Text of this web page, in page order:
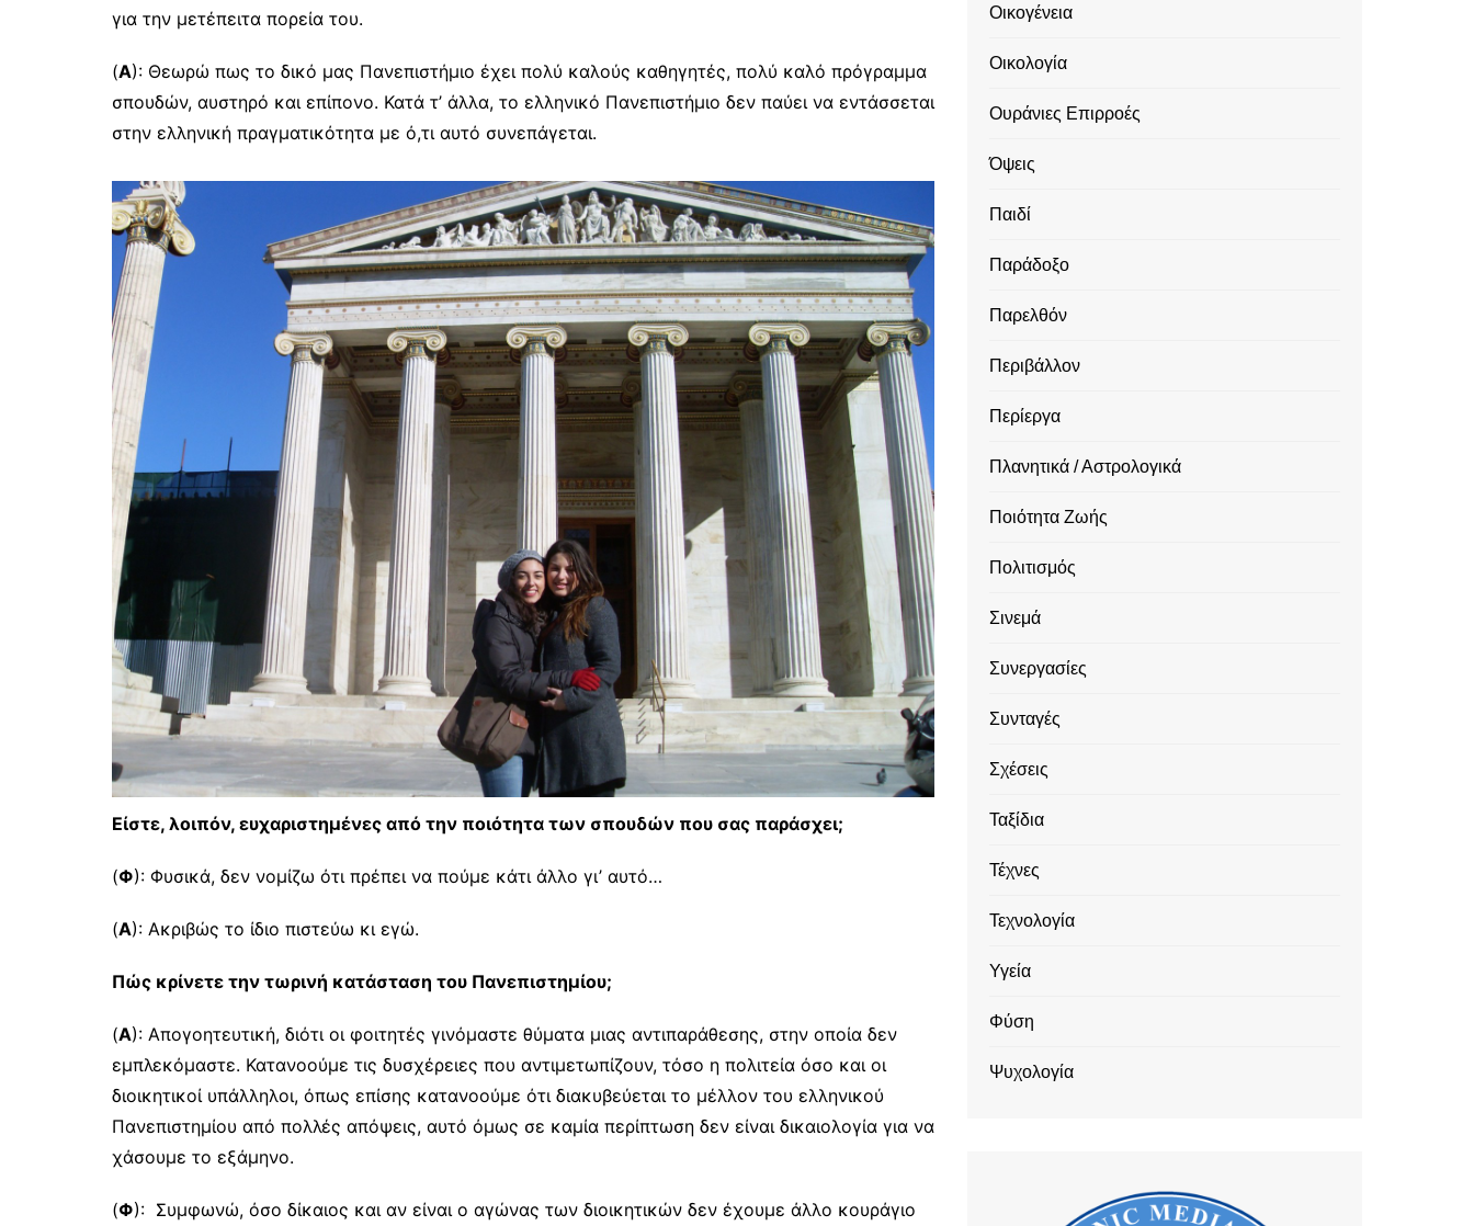
για την μετέπειτα πορεία του.
(Α): Θεωρώ πως το δικό μας Πανεπιστήμιο έχει πολύ καλούς καθηγητές, πολύ καλό πρόγραμμα
σπουδών, αυστηρό και επίπονο. Κατά τ’ άλλα, το ελληνικό Πανεπιστήμιο δεν παύει να εντάσσεται
στην ελληνική πραγματικότητα με ό,τι αυτό συνεπάγεται.
Είστε, λοιπόν, ευχαριστημένες από την ποιότητα των σπουδών που σας παράσχει;
(Φ): Φυσικά, δεν νομίζω ότι πρέπει να πούμε κάτι άλλο γι’ αυτό…
(Α): Ακριβώς το ίδιο πιστεύω κι εγώ.
Πώς κρίνετε την τωρινή κατάσταση του Πανεπιστημίου;
(Α): Απογοητευτική, διότι οι φοιτητές γινόμαστε θύματα μιας αντιπαράθεσης, στην οποία δεν
εμπλεκόμαστε. Κατανοούμε τις δυσχέρειες που αντιμετωπίζουν, τόσο η πολιτεία όσο και οι
διοικητικοί υπάλληλοι, όπως επίσης κατανοούμε ότι διακυβεύεται το μέλλον του ελληνικού
Πανεπιστημίου από πολλές απόψεις, αυτό όμως σε καμία περίπτωση δεν είναι δικαιολογία για να
χάσουμε το εξάμηνο.
(Φ): Συμφωνώ, όσο δίκαιος και αν είναι ο αγώνας των διοικητικών δεν έχουμε άλλο κουράγιο
Οικογένεια
Οικολογία
Ουράνιες Επιρροές
Όψεις
Παιδί
Παράδοξο
Παρελθόν
Περιβάλλον
Περίεργα
Πλανητικά / Αστρολογικά
Ποιότητα Ζωής
Πολιτισμός
Σινεμά
Συνεργασίες
Συνταγές
Σχέσεις
Ταξίδια
Τέχνες
Τεχνολογία
Υγεία
Φύση
Ψυχολογία